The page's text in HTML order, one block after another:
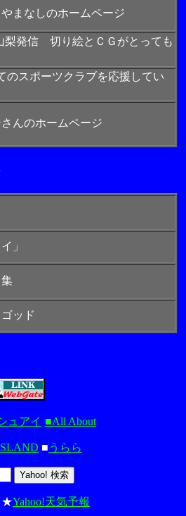
まなしのホームページ
梨発信 切り絵とＣＧがとっても
のスポーツクラブを応援してい
んのホームページ
」
ッド
ュアイ ■All About
■ うらら
★Yahoo!天気予報